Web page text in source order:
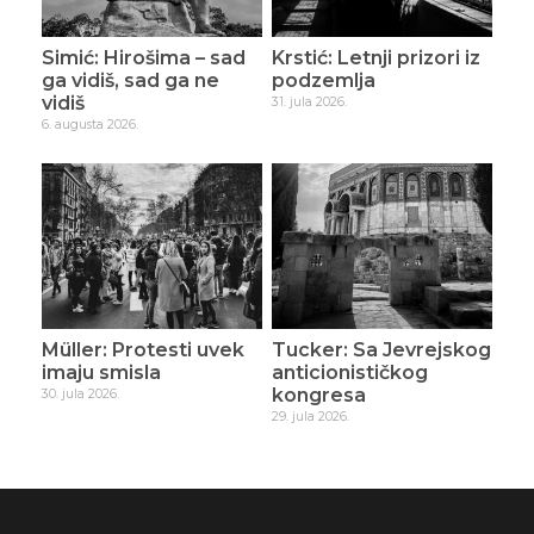
Simić: Hirošima – sad
ga vidiš, sad ga ne
vidiš
6. augusta 2026.
Krstić: Letnji prizori iz
podzemlja
31. jula 2026.
Müller: Protesti uvek
imaju smisla
30. jula 2026.
Tucker: Sa Jevrejskog
anticionističkog
kongresa
29. jula 2026.